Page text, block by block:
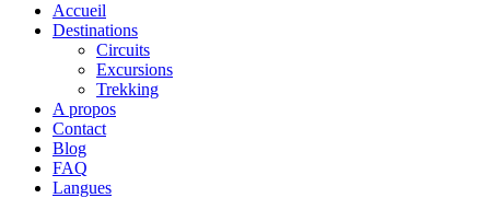
Accueil
Destinations
Circuits
Excursions
Trekking
A propos
Contact
Blog
FAQ
Langues